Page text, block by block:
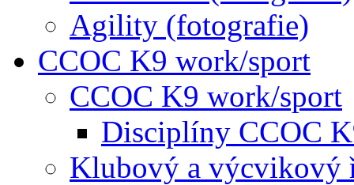
Agility (fotografie)
CCOC K9 work/sport
CCOC K9 work/sport
Disciplíny CCOC
Klubový a výcvikový